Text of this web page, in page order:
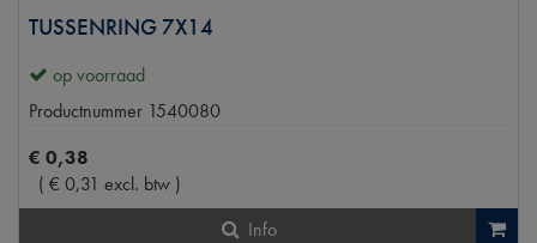
TUSSENRING 7X14
op voorraad
Productnummer 1540080
€ 0,38
( €0,31 excl. btw )
Info